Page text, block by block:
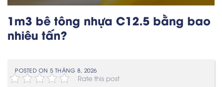
1m3 bê tông nhựa C12.5 bằng bao
nhiêu tấn?
POSTED ON 5 THÁNG 8, 2026
Rate this post